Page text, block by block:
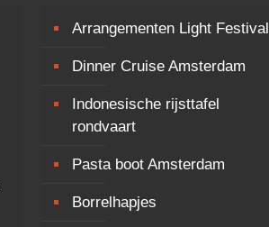
Arrangementen Light Festival
Dinner Cruise Amsterdam
Indonesische rijsttafel
rondvaart
Pasta boot Amsterdam
Borrelhapjes